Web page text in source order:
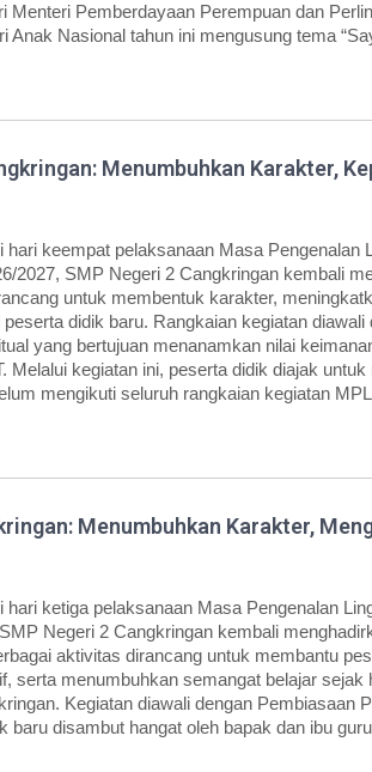
Menteri Pemberdayaan Perempuan dan
Anak Nasional tahun ini mengusung tema
Menumbuhkan Karakter,
keempat pelaksanaan Masa Pengenalan
2027, SMP Negeri 2 Cangkringan kembali
untuk membentuk karakter,
didik baru. Rangkaian kegiatan diawali
yang bertujuan menanamkan nilai
Melalui kegiatan ini, peserta didik diajak
mengikuti seluruh rangkaian kegiatan
Menumbuhkan Karakter,
ketiga pelaksanaan Masa Pengenalan
Negeri 2 Cangkringan kembali
aktivitas dirancang untuk membantu
serta menumbuhkan semangat belajar sejak
Kegiatan diawali dengan Pembiasaan
baru disambut hangat oleh bapak dan ibu